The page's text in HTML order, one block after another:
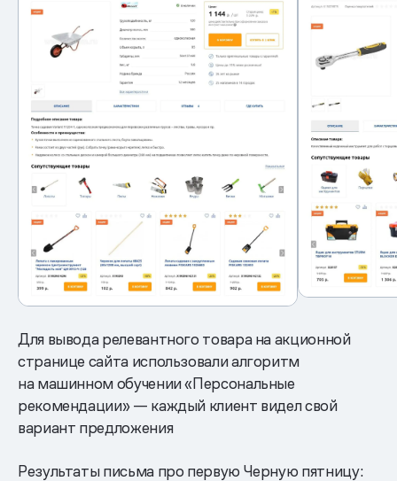
Для вывода релевантного товара на акционной
странице сайта использовали алгоритм
на машинном обучении «Персональные
рекомендации» — каждый клиент видел свой
вариант предложения
Результаты письма про первую Черную пятницу: